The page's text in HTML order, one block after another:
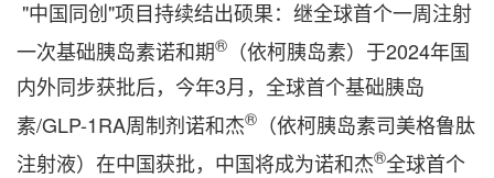
"中国同创"项目持续结出硕果：继全球首个一周注射
一次基础胰岛素诺和期® （依柯胰岛素）于2024年国
内外同步获批后，今年3月，全球首个基础胰岛
素/GLP-1RA周制剂诺和杰® （依柯胰岛素司美格鲁肽
注射液）在中国获批，中国将成为诺和杰®全球首个